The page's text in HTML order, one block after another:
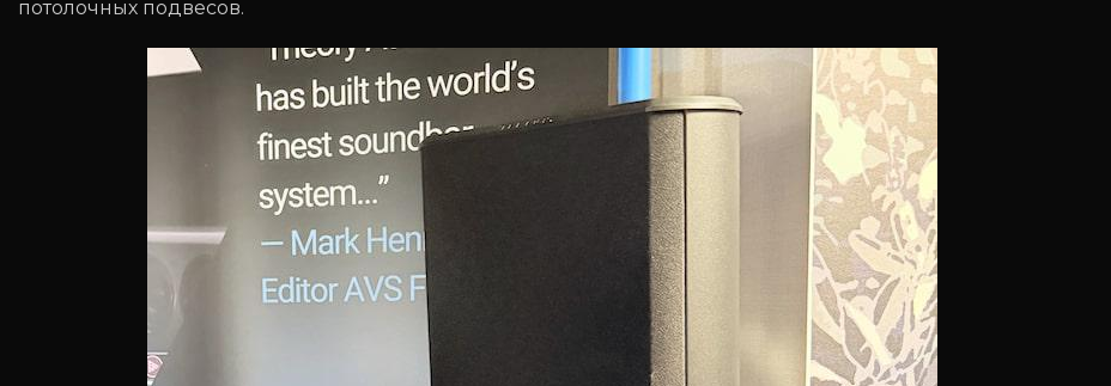
потолочных подвесов.